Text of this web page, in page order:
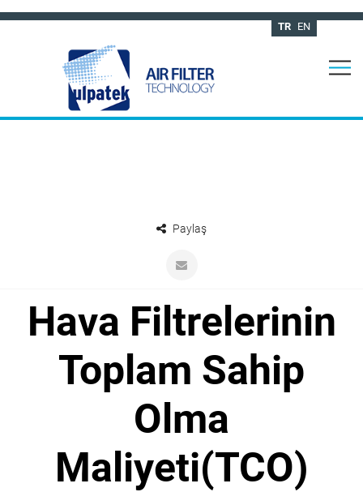
TR EN
Paylaş
Hava Filtrelerinin
Toplam Sahip
Olma
Maliyeti(TCO)